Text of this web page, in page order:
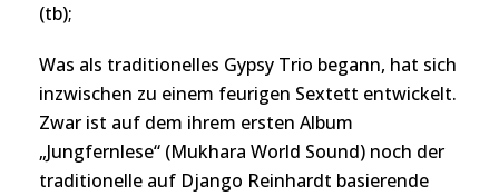
(tb);
Was als traditionelles Gypsy Trio begann, hat sich
inzwischen zu einem feurigen Sextett entwickelt.
Zwar ist auf dem ihrem ersten Album
„Jungfernlese“ (Mukhara World Sound) noch der
traditionelle auf Django Reinhardt basierende